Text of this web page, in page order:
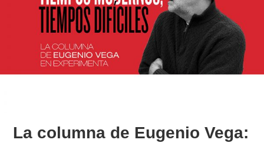
La columna de Eugenio Vega: